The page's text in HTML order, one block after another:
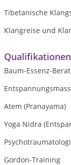
Tibetanische
Klangreise und
Baum-Essenz-
Atem (Pranayama)
Yoga Nidra
Gordon-Training